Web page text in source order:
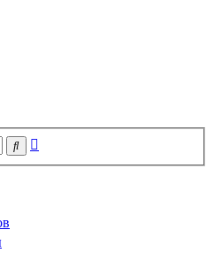
Поиск